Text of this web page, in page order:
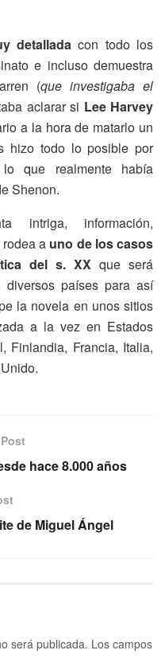
detalladacon todo los
e incluso demuestra
(que investigaba el
aclarar si Lee Harvey
a la hora de matarlo un
hizo todo lo posible por
que realmente había
Shenon.
información,
a uno de los casos
del s. XX que será
diversos países para así
la novela en unos sitios
a la vez en Estados
Finlandia, Francia, Italia,
hace 8.000 años
de Miguel Ángel
será publicada. Los campos